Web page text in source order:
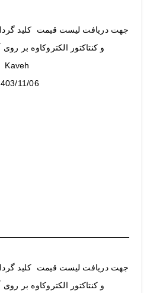
جهت دریافت لیست قیمت کلید
و کنتاکتور الکتروکاوه بر
Kaveh
11/06
جهت دریافت لیست قیمت کلید
و کنتاکتور الکتروکاوه بر